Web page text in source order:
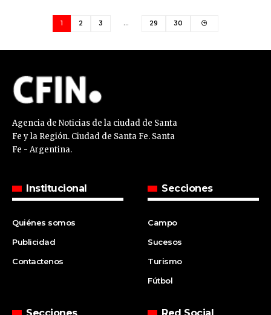
1 2 3 … 29 30
Agencia de Noticias de la ciudad de Santa
Fe y la Región. Ciudad de Santa Fe. Santa
Fe - Argentina.
Institucional
Quiénes somos
Publicidad
Contactenos
Secciones
Campo
Sucesos
Turismo
Fútbol